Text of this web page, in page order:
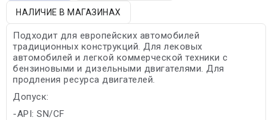
НАЛИЧИЕ В МАГАЗИНАХ
Подходит для европейских автомобилей
традиционных конструкций. Для лековых
автомобилей и легкой коммерческой техники с
бензиновыми и дизельными двигателями. Для
продления ресурса двигателей.
Допуск:
-API: SN/CF